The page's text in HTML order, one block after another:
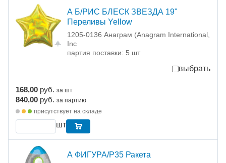
А Б/РИС БЛЕСК ЗВЕЗДА 19"
Переливы Yellow
1205-0136 Анаграм (Anagram International,
Inc
партия поставки: 5 шт
выбрать
168,00 руб. за шт
840,00 руб. за партию
присутствует на складе
шт
А ФИГУРА/P35 Ракета